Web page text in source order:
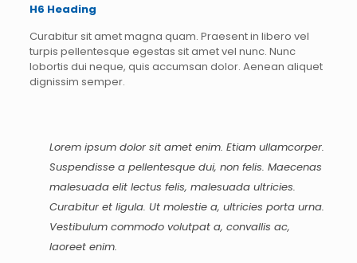
H6 Heading
Curabitur sit amet magna quam. Praesent in libero vel
turpis pellentesque egestas sit amet vel nunc. Nunc
lobortis dui neque, quis accumsan dolor. Aenean aliquet
dignissim semper.
Lorem ipsum dolor sit amet enim. Etiam ullamcorper.
Suspendisse a pellentesque dui, non felis. Maecenas
malesuada elit lectus felis, malesuada ultricies.
Curabitur et ligula. Ut molestie a, ultricies porta urna.
Vestibulum commodo volutpat a, convallis ac,
laoreet enim.